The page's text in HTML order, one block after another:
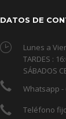
DATOS DE
Lunes a
TARDES :
SÁBADOS
Whatsapp -
Teléfono